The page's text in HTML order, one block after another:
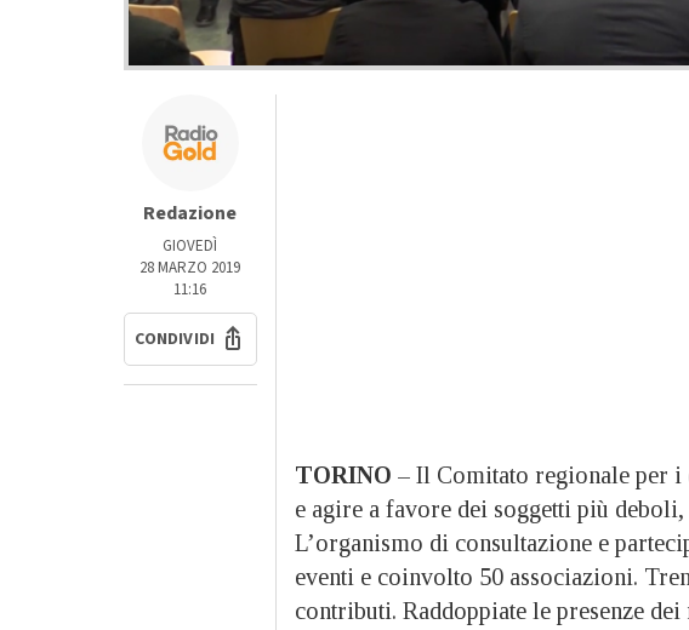
Redazione
GIOVEDÌ
28 MARZO 2019
11:16
CONDIVIDI
TORINO – Il Comitato regionale per
e agire a favore dei soggetti più
L’organismo di consultazione e
eventi e coinvolto 50 associazioni.
contributi. Raddoppiate le presenze